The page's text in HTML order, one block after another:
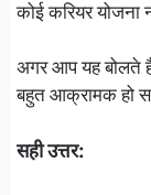
कोई करियर योजना
अगर आप यह बोलते
बहुत आक्रामक हो
सही उत्तर: